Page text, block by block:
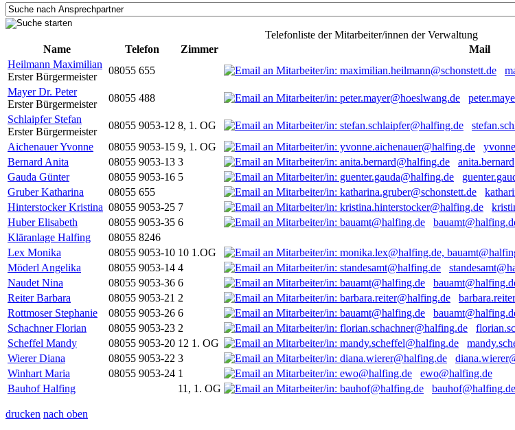
Telefonliste der Mitarbeiter/innen der Verwaltung
Name
Telefon Zimmer
Mail
Heilmann Maximilian
Erster Bürgermeister
08055 655
Mayer Dr. Peter
Erster Bürgermeister
08055 488
Schlaipfer Stefan
Erster Bürgermeister
08055 9053-12 8, 1. OG
Aichenauer Yvonne
08055 9053-15 9, 1. OG
Bernard Anita
08055 9053-13 3
Gauda Günter
08055 9053-16 5
Gruber Katharina
08055 655
Hinterstocker Kristina 08055 9053-25 7
Huber Elisabeth
08055 9053-35 6
Kläranlage Halfing
08055 8246
Lex Monika
08055 9053-10 10 1.OG
Möderl Angelika
08055 9053-14 4
Naudet Nina
08055 9053-36 6
Reiter Barbara
08055 9053-21 2
Rottmoser Stephanie
08055 9053-26 6
Schachner Florian
08055 9053-23 2
Scheffel Mandy
08055 9053-20 12 1. OG
Wierer Diana
08055 9053-22 3
Winhart Maria
08055 9053-24 1
ewo@halfing.de
Bauhof Halfing
11, 1. OG bauhof@halfing.de
drucken nach oben